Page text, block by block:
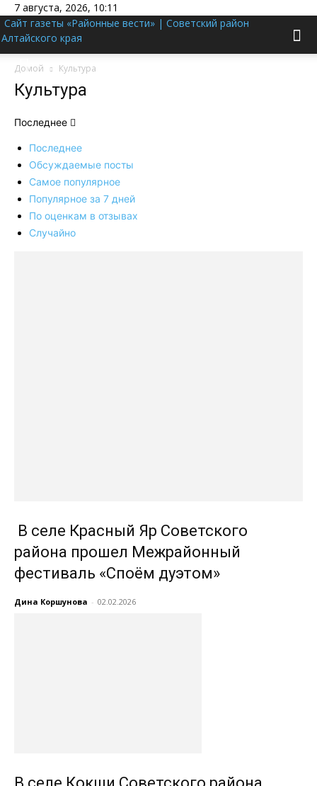
7 августа, 2026, 10:11
Сайт газеты «Районные вести» | Советский район
Алтайского края
Домой Культура
Культура
Последнее
Последнее
Обсуждаемые посты
Самое популярное
Популярное за 7 дней
По оценкам в отзывах
Случайно
В селе Красный Яр Советского
района прошел Межрайонный
фестиваль «Споём дуэтом»
Дина Коршунова - 02.02.2026